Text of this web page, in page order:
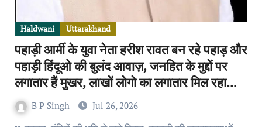
Haldwani Uttarakhand
पहाड़ी आर्मी के युवा नेता हरीश रावत बन रहे पहाड़ और
पहाड़ी हिंदूओ की बुलंद आवाज़, जनहित के मुद्दों पर
लगातार हैं मुखर, लाखों लोगो का लगातार मिल रहा
समर्थनB P Singh Jul 26, 2026